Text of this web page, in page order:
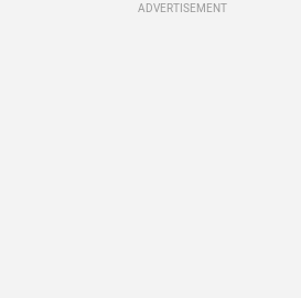
ADVERTISEMENT